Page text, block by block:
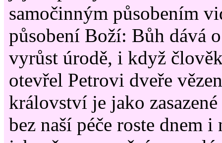
samočinným působením
působení Boží: Bůh dává
vyrůst úrodě, i když
otevřel Petrovi dveře
království je jako
bez naší péče roste dnem